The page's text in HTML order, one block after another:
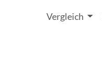
Vergleich